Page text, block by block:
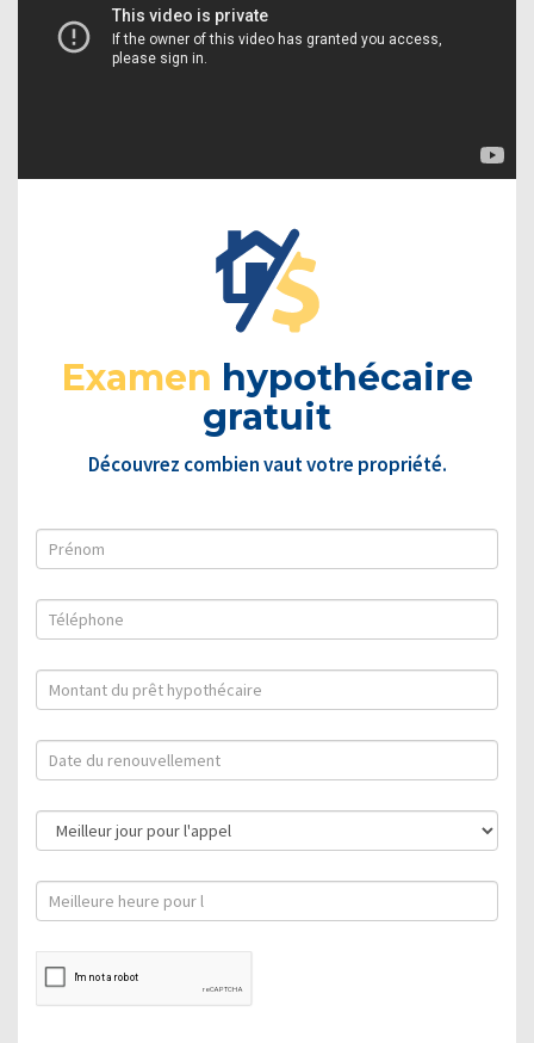
Examen hypothécaire
gratuit
Découvrez combien vaut votre propriété.